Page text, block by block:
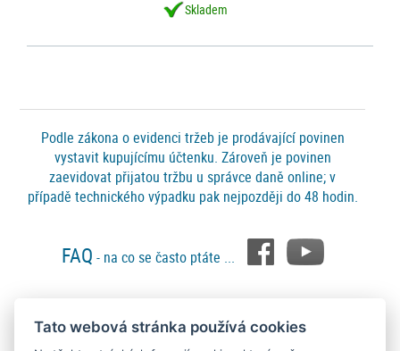
Skladem
Podle zákona o evidenci tržeb je prodávající povinen
vystavit kupujícímu účtenku. Zároveň je povinen
zaevidovat přijatou tržbu u správce daně online; v
případě technického výpadku pak nejpozději do 48 hodin.
FAQ - na co se často ptáte ...
Platební metody
Tato webová stránka používá cookies